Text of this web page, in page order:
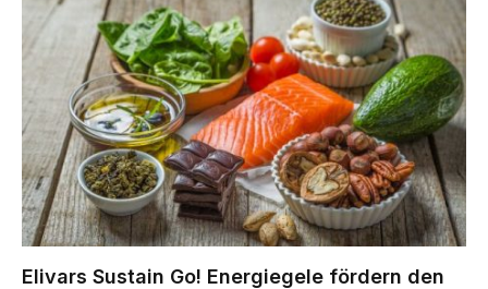
Elivars Sustain Go! Energiegele fördern den